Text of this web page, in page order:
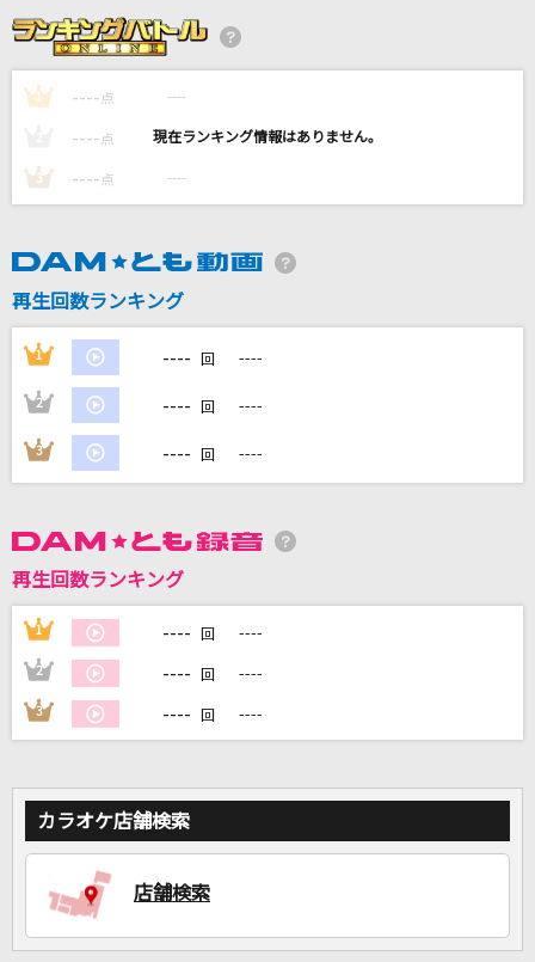
Aimer(エメ)
flower
カラオケ最新情報をチェック！
カラオケをもっと楽しもう！
自宅でカラオケ歌い放題！
家族や友達と一緒に！練習にも！
1 ---- 点 ----
---- 点 ----
3 ---- 点 ----
再生回数ランキング
1 ---- 回 ----
2 ---- 回 ----
3 ---- 回 ----
再生回数ランキング
1 ---- 回 ----
2 ---- 回 ----
3 ---- 回 ----
カラオケ店舗検索
店舗検索